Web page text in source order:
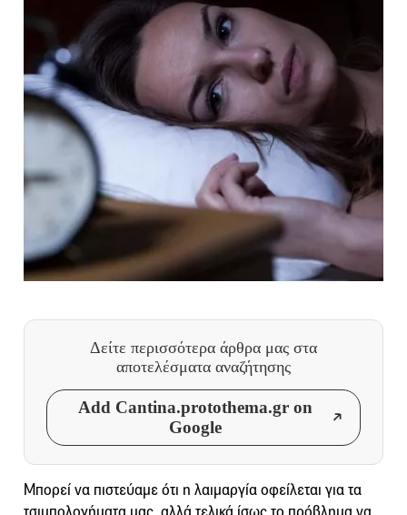
Δείτε περισσότερα άρθρα μας στα
αποτελέσματα αναζήτησης
Add Cantina.protothema.gr on
Google
Μπορεί να πιστεύαμε ότι η λαιμαργία οφείλεται για τα